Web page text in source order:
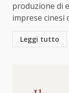
produzione di
imprese cinesi
Leggi tutto